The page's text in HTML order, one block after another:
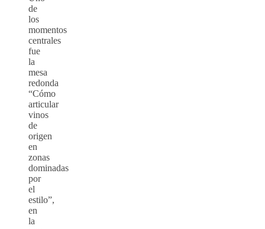
de
los
momentos
centrales
fue
la
mesa
redonda
“Cómo
articular
vinos
de
origen
en
zonas
dominadas
por
el
estilo”,
en
la